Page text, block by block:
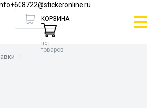
КОРЗИНА
нет
товаров